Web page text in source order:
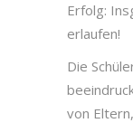
Erfolg:
erlaufen!
Die
von